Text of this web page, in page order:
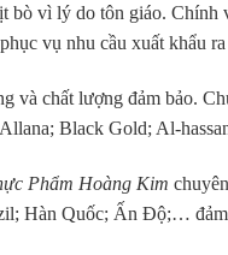
vì lý do tôn giáo. Chính
vụ nhu cầu xuất khẩu
và chất lượng đảm bảo.
Black Gold; Al-
Phẩm Hoàng Kim
Hàn Quốc; Ấn Độ;…